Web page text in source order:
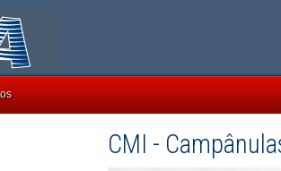
CMI -